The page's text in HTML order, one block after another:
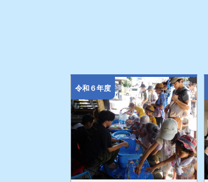
令和６年度